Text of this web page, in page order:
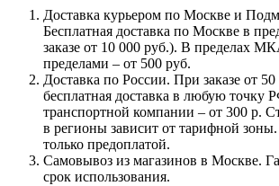
Доставка курьером по Москве и
Бесплатная доставка по Москве в
заказе от 10 000 руб.). В пределах
пределами – от 500 руб.
Доставка по России. При заказе от 50
бесплатная доставка в любую точку
транспортной компании – от 300 р.
в регионы зависит от тарифной
только предоплатой.
Самовывоз из магазинов в Москве.
срок использования.